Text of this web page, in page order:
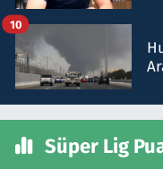
10
Süper Lig